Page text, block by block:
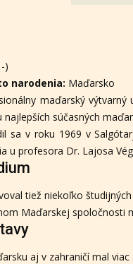
)
narodenia: Maďarsko
maďarský
najlepších súčasných
sa v roku 1969 v
u profesora Dr. Lajosa
tiež niekoľko
Maďarskej spoločnosti
aj v zahraničí mal